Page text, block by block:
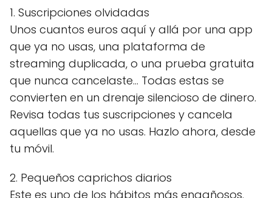
1. Suscripciones olvidadas
Unos cuantos euros aquí y allá por una app
que ya no usas, una plataforma de
streaming duplicada, o una prueba gratuita
que nunca cancelaste… Todas estas se
convierten en un drenaje silencioso de dinero.
Revisa todas tus suscripciones y cancela
aquellas que ya no usas. Hazlo ahora, desde
tu móvil.
2. Pequeños caprichos diarios
Este es uno de los hábitos más engañosos.